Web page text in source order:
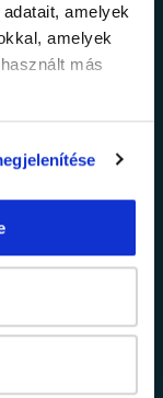
amelyek
amelyek
más